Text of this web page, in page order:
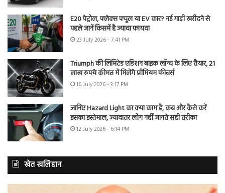
E20 पेट्रोल, फ्लेक्स फ्यूल या EV कार? नई गाड़ी खरीदने से
पहले जानें किसमें है ज्यादा फायदा
23 July 2026 - 7:41 PM
Triumph की लिमिटेड एडिशन बाइक लॉन्च के लिए तैयार, 21
लाख रुपये कीमत में मिलेंगे प्रीमियम फीचर्स
16 July 2026 - 3:17 PM
जानिए Hazard Light का क्या काम है, कब और कैसे करें
इसका इस्तेमाल, ज्यादातर लोग नहीं जानते सही तरीका
12 July 2026 - 6:14 PM
खेत खलिहान